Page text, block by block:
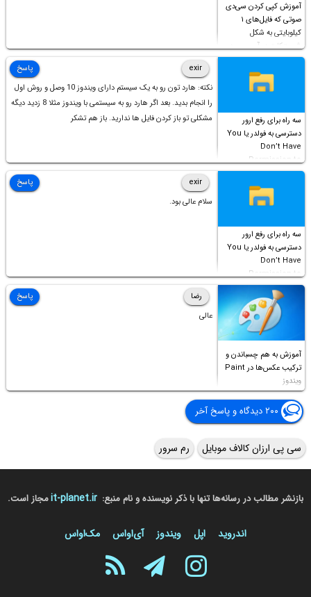
آموزش کپی کردن سی‌دی
صوتی که فایل‌های ۱
کیلوبایتی به شکل
شورت‌کات در آن موجود
است!
سه راه برای رفع ارور
دسترسی به فولدر یا You
Don’t Have
Permission to
Access this folder
exir
نکته: هارد تون رو به یک سیستم دارای ویندوز 10 وصل و روش اول
را انجام بدید. بعد اگر هارد رو به سیستمی با ویندوز مثلا 8 زدید دیگه
مشکلی تو باز کردن فایل ها ندارید. باز هم تشکر
پاسخ
سه راه برای رفع ارور
دسترسی به فولدر یا You
Don’t Have
Permission to
Access this folder
exir
سلام عالی بود.
پاسخ
آموزش به هم چسباندن و
ترکیب عکس‌ها در Paint
ویندوز
رضا
عالی
پاسخ
۲۰۰ دیدگاه و پاسخ آخر
سی پی ارزان کالاف موبایل رم سرور
بازنشر مطالب در رسانه‌ها تنها با ذکر نویسنده و نام منبع: it-planet.irمجاز است.
اندروید اپل ویندوز آی‌او‌اس مک‌او‌اس